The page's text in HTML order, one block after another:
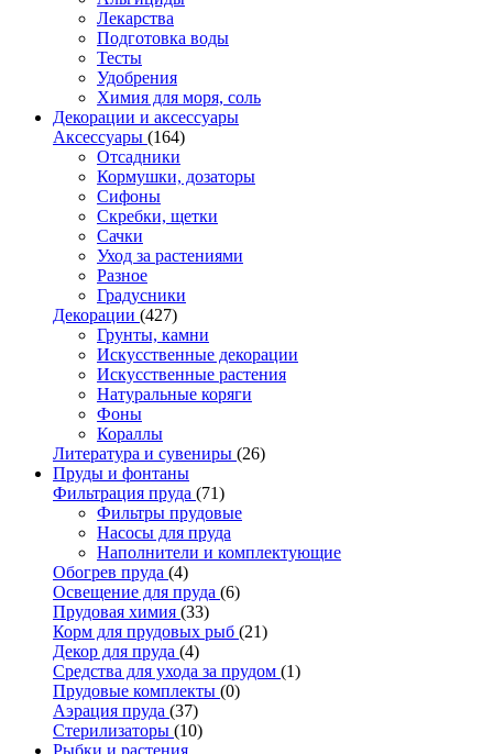
Лекарства
Подготовка воды
Тесты
Удобрения
Химия для моря, соль
Декорации и аксессуары
Аксессуары (164)
Отсадники
Кормушки, дозаторы
Сифоны
Скребки, щетки
Сачки
Уход за растениями
Разное
Градусники
Декорации (427)
Грунты, камни
Искусственные декорации
Искусственные растения
Натуральные коряги
Фоны
Кораллы
Литература и сувениры (26)
Пруды и фонтаны
Фильтрация пруда (71)
Фильтры прудовые
Насосы для пруда
Наполнители и комплектующие
Обогрев пруда (4)
Освещение для пруда (6)
Прудовая химия (33)
Корм для прудовых рыб (21)
Декор для пруда (4)
Средства для ухода за прудом (1)
Прудовые комплекты (0)
Аэрация пруда (37)
Стерилизаторы (10)
Рыбки и растения